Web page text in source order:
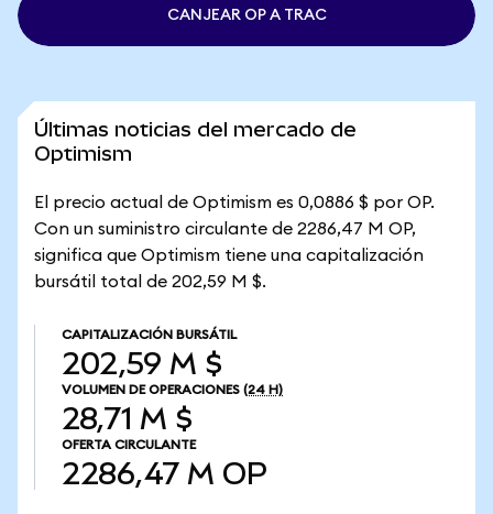
CANJEAR OP A TRAC
Últimas noticias del mercado de
Optimism
El precio actual de Optimism es 0,0886 $ por OP.
Con un suministro circulante de 2286,47 M OP,
significa que Optimism tiene una capitalización
bursátil total de 202,59 M $.
CAPITALIZACIÓN BURSÁTIL
202,59 M $
VOLUMEN DE OPERACIONES (24 H)
28,71 M $
OFERTA CIRCULANTE
2286,47 M OP